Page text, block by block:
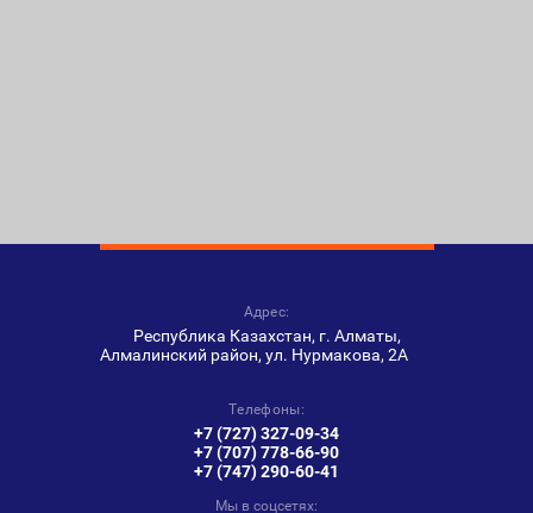
Адрес:
Республика Казахстан, г. Алматы,
Алмалинский район, ул. Нурмакова, 2А
Телефоны:
+7 (727) 327-09-34
+7 (707) 778-66-90
+7 (747) 290-60-41
Мы в соцсетях: